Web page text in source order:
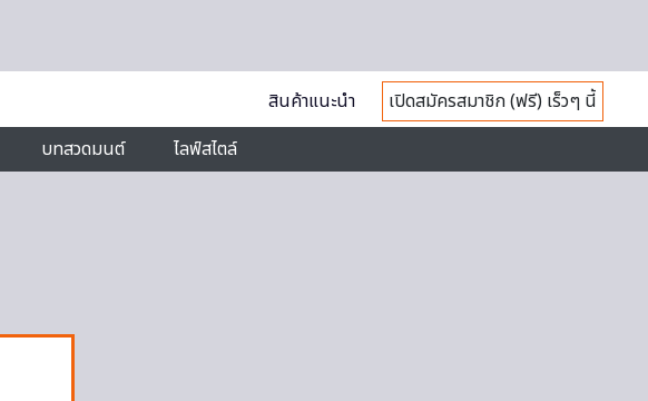
สินค้าแนะนำ
เปิดสมัครสมาชิก (ฟรี) เร็วๆ นี้
บทสวดมนต์ ไลฟ์สไตล์